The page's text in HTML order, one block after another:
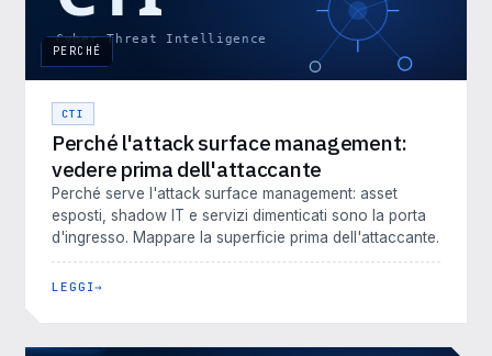
PERCHÉ
CTI
Perché l'attack surface management:
vedere prima dell'attaccante
Perché serve l'attack surface management: asset
esposti, shadow IT e servizi dimenticati sono la porta
d'ingresso. Mappare la superficie prima dell'attaccante.
LEGGI